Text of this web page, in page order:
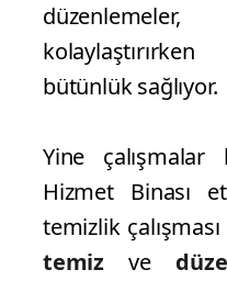
düzenlemeler,
bütünlük sağlıyor.
Yine çalışmalar
Hizmet Binası
temizlik
temizve